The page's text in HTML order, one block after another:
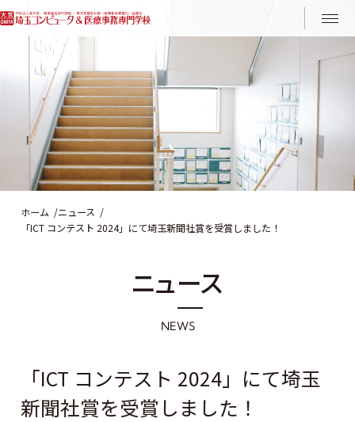
Instagram
LINE
ホーム
ニュース
「ICT コンテスト 2024」にて埼玉新聞社賞を受賞しました！
ニュース
NEWS
「ICT コンテスト 2024」にて埼玉
新聞社賞を受賞しました！